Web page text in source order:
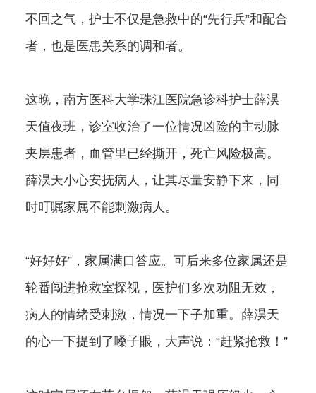
不回之气，护士不仅是急救中的“先行兵”和配合
者，也是医患关系的调和者。
这晚，南方医科大学珠江医院急诊科护士薛淏
天值夜班，诊室收治了一位情况凶险的主动脉
夹层患者，血管里已经撕开，死亡风险极高。
薛淏天小心安抚病人，让其尽量安静下来，同
时叮嘱家属不能刺激病人。
“好好好”，家属满口答应。可后来多位家属还是
轮番闯进抢救室探视，医护们多次劝阻无效，
病人的情绪受刺激，情况一下子加重。薛淏天
的心一下提到了嗓子眼，大声说：“赶紧抢救！”